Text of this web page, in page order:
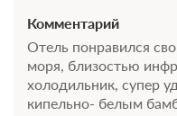
Комментарий
Отель понравился
моря, близостью
холодильник, супер
кипельно- белым